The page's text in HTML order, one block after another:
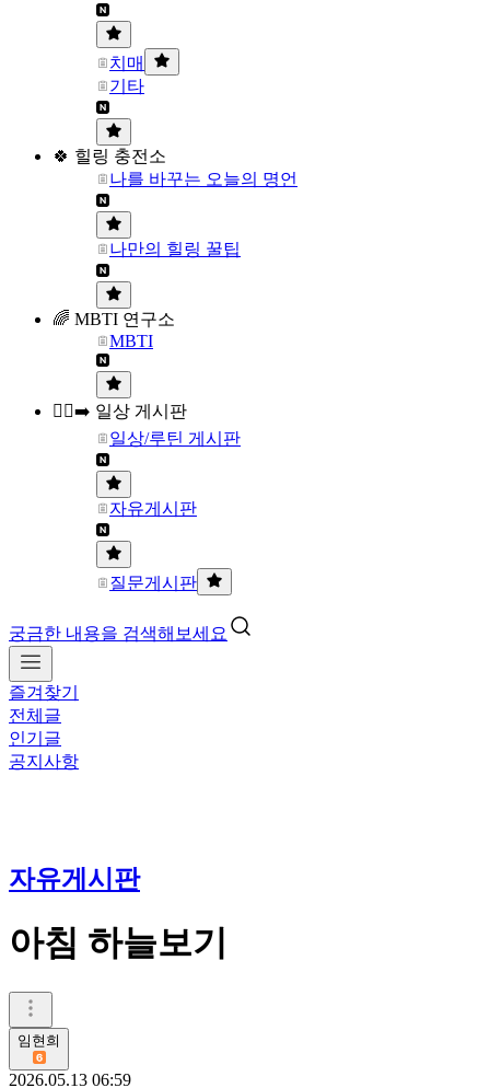
치매
기타
🍀 힐링 충전소
나를 바꾸는 오늘의 명언
나만의 힐링 꿀팁
🌈 MBTI 연구소
MBTI
🏃‍♀️‍➡️ 일상 게시판
일상/루틴 게시판
자유게시판
질문게시판
궁금한 내용을 검색해보세요
즐겨찾기
전체글
인기글
공지사항
자유게시판
아침 하늘보기
임현희
2026.05.13 06:59